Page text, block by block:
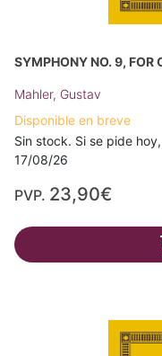
SYMPHONY NO. 9, FOR
Mahler, Gustav
Disponible en breve
Sin stock. Si se pide
17/08/26
PVP. 23,90€